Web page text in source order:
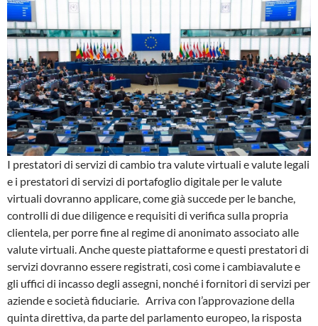
I prestatori di servizi di cambio tra valute virtuali e valute legali
e i prestatori di servizi di portafoglio digitale per le valute
virtuali dovranno applicare, come già succede per le banche,
controlli di due diligence e requisiti di verifica sulla propria
clientela, per porre fine al regime di anonimato associato alle
valute virtuali. Anche queste piattaforme e questi prestatori di
servizi dovranno essere registrati, così come i cambiavalute e
gli uffici di incasso degli assegni, nonché i fornitori di servizi per
aziende e società fiduciarie. Arriva con l’approvazione della
quinta direttiva, da parte del parlamento europeo, la risposta